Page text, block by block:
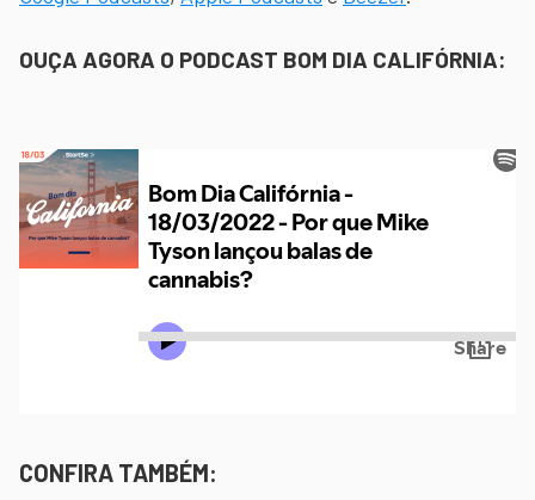
OUÇA AGORA O PODCAST BOM DIA CALIFÓRNIA:
CONFIRA TAMBÉM: